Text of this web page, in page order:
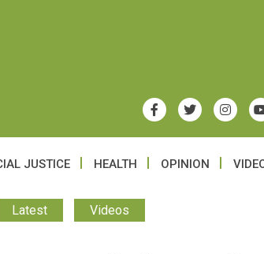
JUSTICE HEALTH OPINION
Latest Videos